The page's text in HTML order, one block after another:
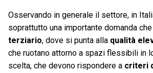
Osservando in generale il settore, in
soprattutto una importante domanda
terziario, dove si punta alla qualità
che ruotano attorno a spazi flessibili in
scelta, che devono rispondere a criteri